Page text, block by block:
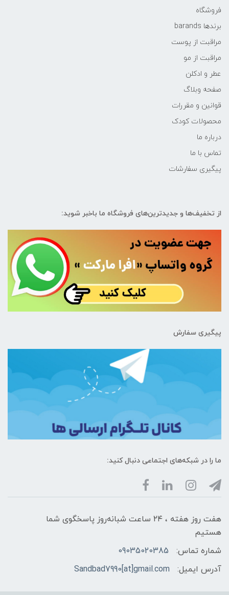
فروشگاه
برندها barands
مراقبت از پوست
مراقبت از مو
عطر و ادکلن
صفحه وبلاگ
قوانین و مقررات
محصولات کودک
درباره ما
تماس با ما
پیگیری سفارشات
از تخفیف‌ها و جدیدترین‌های فروشگاه ما باخبر شوید:
پیگیری سفارش
ما را در شبکه‌های اجتماعی دنبال کنید:
هفت روز هفته ، ۲۴ ساعت شبانه‌روز پاسخگوی شما
هستیم
شماره تماس:
09035020385
آدرس ایمیل:
Sandbad7990[at]gmail.com